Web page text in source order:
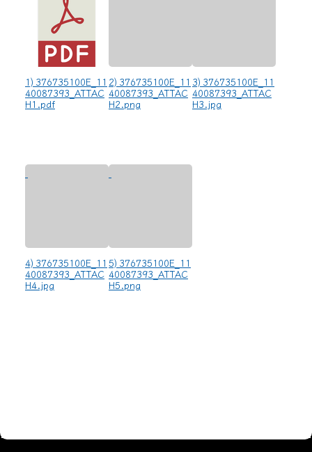
1) 376735100E_11
40087393_ATTAC
H1.pdf
2) 376735100E_11
40087393_ATTAC
H2.png
3) 376735100E_11
40087393_ATTAC
H3.jpg
4) 376735100E_11
40087393_ATTAC
H4.jpg
5) 376735100E_11
40087393_ATTAC
H5.png